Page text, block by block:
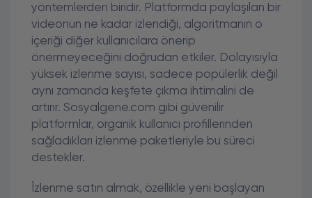
yöntemlerden biridir. Platformda paylaşılan bir
videonun ne kadar izlendiği, algoritmanın o
içeriği diğer kullanıcılara önerip
önermeyeceğini doğrudan etkiler. Dolayısıyla
yüksek izlenme sayısı, sadece popülerlik değil
aynı zamanda keşfete çıkma ihtimalini de
artırır. Sosyalgene.com gibi güvenilir
platformlar, organik kullanıcı profillerinden
sağladıkları izlenme paketleriyle bu süreci
destekler.
İzlenme satın almak, özellikle yeni başlayan